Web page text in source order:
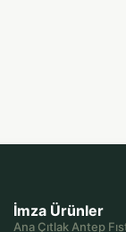
İmza Ürünler
Ana Çıtlak Antep